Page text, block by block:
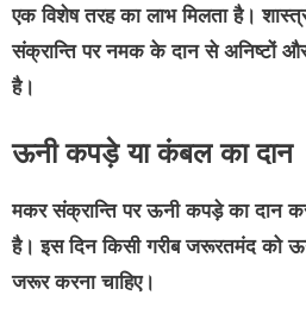
एक विशेष तरह का लाभ मिलता है।
संक्रान्ति पर नमक के दान से अनिष्टों
है।
ऊनी कपड़े या कंबल का दान
मकर संक्रान्ति पर ऊनी कपड़े का दान
है। इस दिन किसी गरीब जरूरतमंद को
जरूर करना चाहिए।